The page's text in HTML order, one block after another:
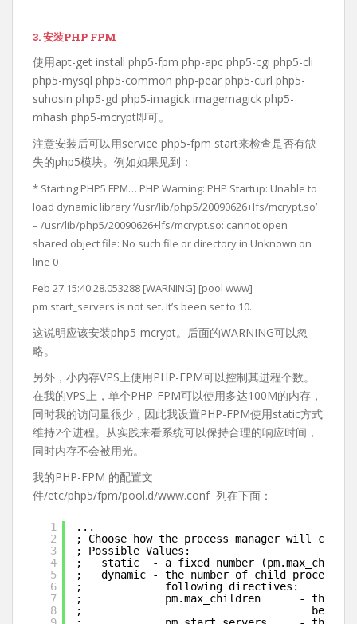
3. 安装PHP FPM
使用apt-get install php5-fpm php-apc php5-cgi php5-cli
php5-mysql php5-common php-pear php5-curl php5-
suhosin php5-gd php5-imagick imagemagick php5-
mhash php5-mcrypt即可。
注意安装后可以用service php5-fpm start来检查是否有缺
失的php5模块。例如如果见到：
* Starting PHP5 FPM… PHP Warning: PHP Startup: Unable to
load dynamic library ‘/usr/lib/php5/20090626+lfs/mcrypt.so’
– /usr/lib/php5/20090626+lfs/mcrypt.so: cannot open
shared object file: No such file or directory in Unknown on
line 0
Feb 27 15:40:28.053288 [WARNING] [pool www]
pm.start_servers is not set. It’s been set to 10.
这说明应该安装php5-mcrypt。后面的WARNING可以忽
略。
另外，小内存VPS上使用PHP-FPM可以控制其进程个数。
在我的VPS上，单个PHP-FPM可以使用多达100M的内存，
同时我的访问量很少，因此我设置PHP-FPM使用static方式
维持2个进程。从实践来看系统可以保持合理的响应时间，
同时内存不会被用光。
我的PHP-FPM 的配置文
件/etc/php5/fpm/pool.d/www.conf 列在下面：
1
2
3
4
5
6
7
8
...
; Choose how the process manager will
; Possible Values:
;   static  - a fixed number
;   dynamic - the number of child
;             following directives:
;             pm.max_children      - the
;                                    be